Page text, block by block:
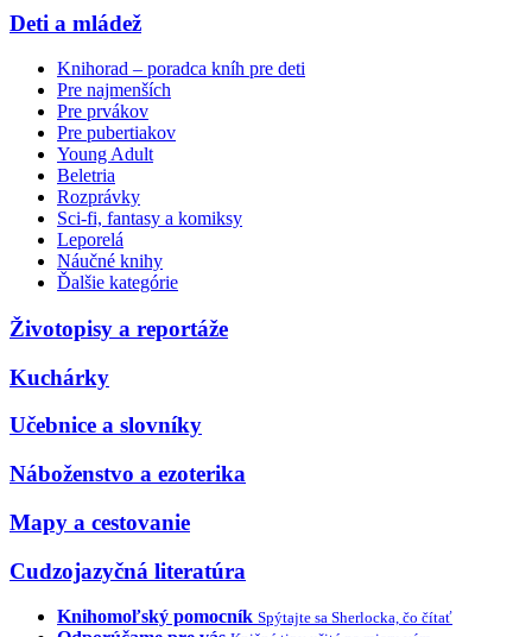
Deti a mládež
Knihorad – poradca kníh pre deti
Pre najmenších
Pre prvákov
Pre pubertiakov
Young Adult
Beletria
Rozprávky
Sci-fi, fantasy a komiksy
Leporelá
Náučné knihy
Ďalšie kategórie
Životopisy a reportáže
Kuchárky
Učebnice a slovníky
Náboženstvo a ezoterika
Mapy a cestovanie
Cudzojazyčná literatúra
Knihomoľský pomocník Spýtajte sa Sherlocka, čo čítať